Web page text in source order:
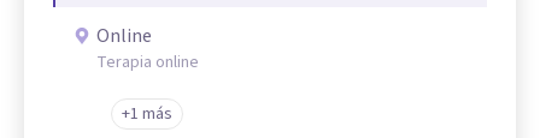
Online
Terapia online
+1 más